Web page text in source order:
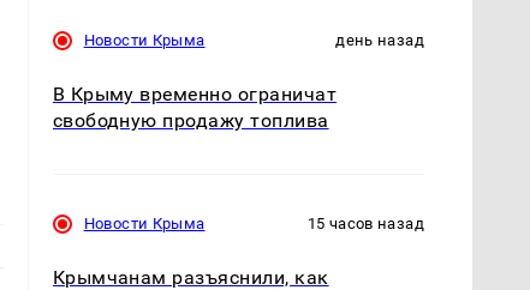
Новости Крыма день назад
В Крыму временно ограничат
свободную продажу топлива
Новости Крыма 15 часов назад
Крымчанам разъяснили, как